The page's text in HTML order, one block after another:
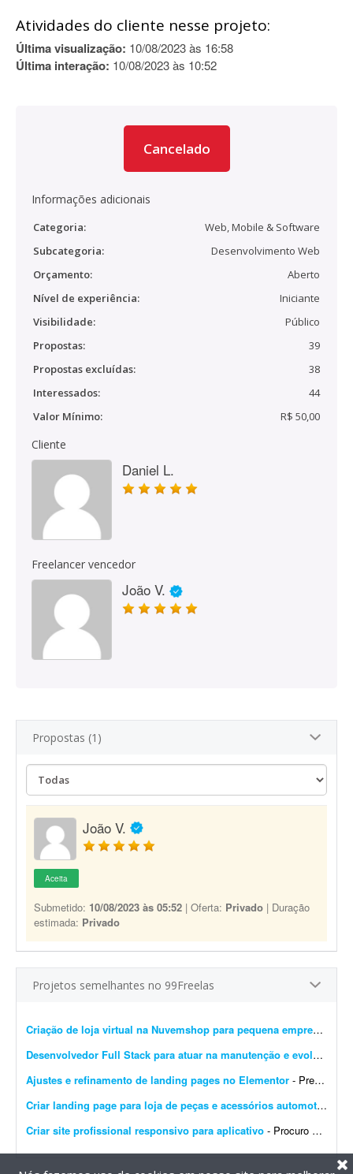
Atividades do cliente nesse projeto:
Última visualização: 10/08/2023 às 16:58
Última interação: 10/08/2023 às 10:52
Cancelado
Informações adicionais
Categoria:
Web, Mobile & Software
Subcategoria:
Desenvolvimento Web
Orçamento:
Aberto
Nível de experiência:
Iniciante
Visibilidade:
Público
Propostas:
39
Propostas excluídas:
38
Interessados:
44
Valor Mínimo:
R$ 50,00
Cliente
Daniel L.
Freelancer vencedor
João V.
Propostas (1)
João V.
Aceita
Submetido: 10/08/2023 às 05:52 | Oferta: Privado | Duração
estimada: Privado
Projetos semelhantes no 99Freelas
Criação de loja virtual na Nuvemshop para pequena empresa
Desenvolvedor Full Stack para atuar na manutenção e evolução de uma plataforma SaaS
Ajustes e refinamento de landing pages no Elementor - Preciso de alguém para finalizar o desenvolvimento de 14 landing pages no Elementor. É um projeto rápido e de baixa complexidade. O cenário atual: As páginas j&...
Criar landing page para loja de peças e acessórios automotivos
Criar site profissional responsivo para aplicativo - Procuro um profissional para desenvolver um site moderno, profissional e responsivo para o aplicativo Alô Diária - Dona Maria. O site deverá apresentar o aplicativo e explicar c...